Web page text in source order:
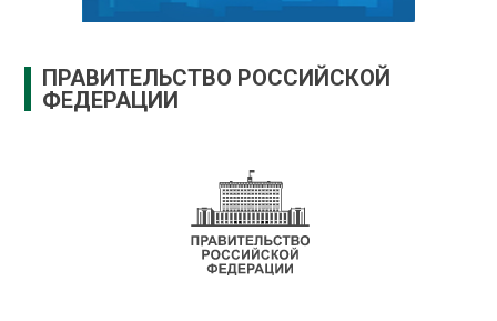
ПРАВИТЕЛЬСТВО РОССИЙСКОЙ
ФЕДЕРАЦИИ